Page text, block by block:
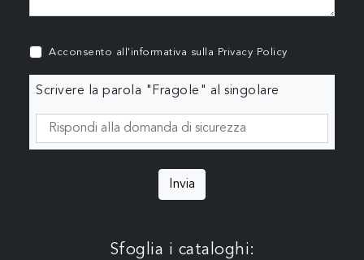
Acconsento all'informativa sulla Privacy Policy
Scrivere la parola "Fragole" al singolare
Invia
Sfoglia i cataloghi: